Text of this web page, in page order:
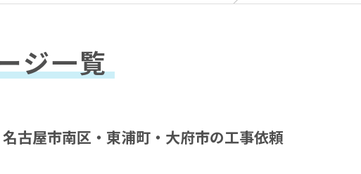
ジ一覧
古屋市南区・東浦町・大府市の工事依頼